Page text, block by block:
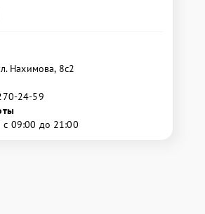
Нахимова, 8с2
24-59
с 09:00 до 21:00